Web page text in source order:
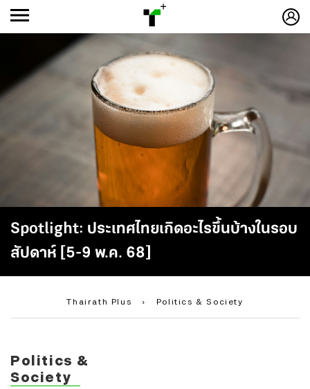
Spotlight: ประเทศไทยเกิดอะไรขึ้นบ้างในรอบ
สัปดาห์ [5-9 พ.ค. 68]
Thairath Plus › Politics & Society
-ก
Politics &
Society